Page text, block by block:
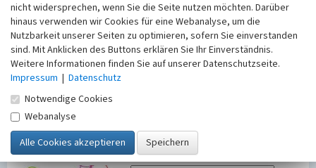
(EU-DSGVO) vertraulich behandelt, beachten Sie bitte unsere
Hinweise zumDatenschutz
Nachricht
SicherheitsabfrageTragen Sie unten das Rechenergebnis aus der
Grafik ein
nicht widersprechen, wenn Sie die Seite nutzen möchten. Darüber
hinaus verwenden wir Cookies für eine Webanalyse, um die
Nutzbarkeit unserer Seiten zu optimieren, sofern Sie einverstanden
sind. Mit Anklicken des Buttons erklären Sie Ihr Einverständnis.
Weitere Informationen finden Sie auf unserer Datenschutzseite.
Impressum | Datenschutz
Notwendige Cookies
Webanalyse